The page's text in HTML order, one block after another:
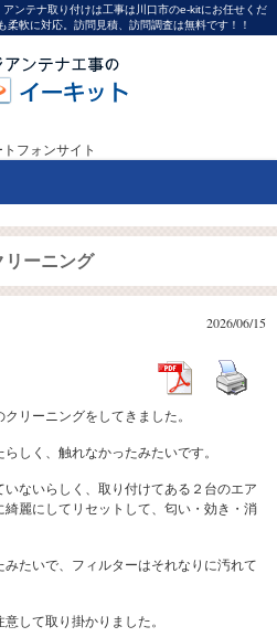
ンテナ取り付けは工事は川口市のe-kitにお任せくだ
軟に対応。訪問見積、訪問調査は無料です！！
トフォンサイト
ーニング
2026/06/15
リーニングをしてきました。
しく、触れなかったみたいです。
ないらしく、取り付けてある２台のエア
麗にしてリセットして、匂い・効き・消
たいで、フィルターはそれなりに汚れて
して取り掛かりました。